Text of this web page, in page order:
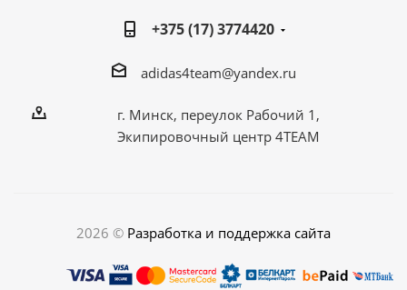
+375 (17) 3774420
adidas4team@yandex.ru
г. Минск, переулок Рабочий 1,
Экипировочный центр 4TEAM
2026 © Разработка и поддержка сайта